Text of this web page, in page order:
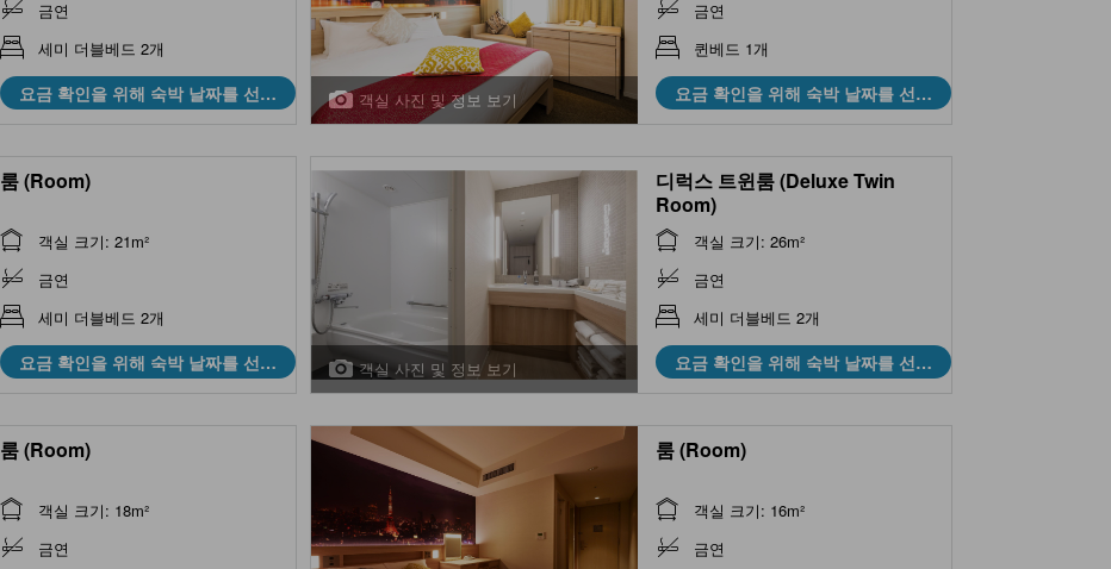
금연
세미 더블베드 2개
요금 확인을 위해 숙박 날짜를 선택
하세요
객실 사진 및 정보 보기
금연
퀸베드 1개
요금 확인을 위해 숙박 날짜를 선택
하세요
룸 (Room)
객실 크기: 21m²
금연
세미 더블베드 2개
요금 확인을 위해 숙박 날짜를 선택
하세요
객실 사진 및 정보 보기
디럭스 트윈룸 (Deluxe Twin
Room)
객실 크기: 26m²
금연
세미 더블베드 2개
요금 확인을 위해 숙박 날짜를 선택
하세요
룸 (Room)
객실 크기: 18m²
금연
룸 (Room)
객실 크기: 16m²
금연